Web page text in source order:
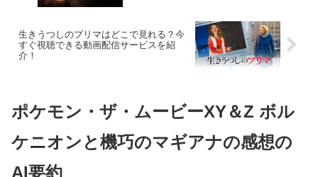
生きうつしのプリマはどこで見れる？今
すぐ視聴できる動画配信サービスを紹
介！
ポケモン・ザ・ムービーXY＆Z ボル
ケニオンと機巧のマギアナの感想の
AI要約